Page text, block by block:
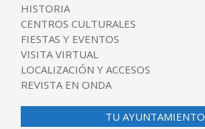
HISTORIA
CENTROS CULTURALES
FIESTAS Y EVENTOS
VISITA VIRTUAL
LOCALIZACIÓN Y ACCESOS
REVISTA EN ONDA
TU AYUNTAMIENTO